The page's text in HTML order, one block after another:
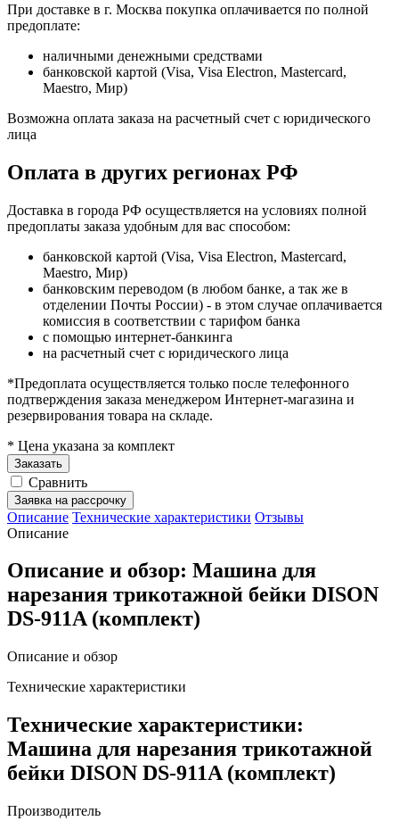
При доставке в г. Москва покупка оплачивается по полной
предоплате:
наличными денежными средствами
банковской картой (Visa, Visa Electron, Mastercard,
Maestro, Мир)
Возможна оплата заказа на расчетный счет с юридического
лица
Оплата в других регионах РФ
Доставка в города РФ осуществляется на условиях полной
предоплаты заказа удобным для вас способом:
банковской картой (Visa, Visa Electron, Mastercard,
Maestro, Мир)
банковским переводом (в любом банке, а так же в
отделении Почты России) - в этом случае оплачивается
комиссия в соответствии с тарифом банка
с помощью интернет-банкинга
на расчетный счет с юридического лица
*Предоплата осуществляется только после телефонного
подтверждения заказа менеджером Интернет-магазина и
резервирования товара на складе.
* Цена указана за комплект
Заказать
Сравнить
Заявка на рассрочку
Описание Технические характеристики Отзывы
Описание
Описание и обзор: Машина для
нарезания трикотажной бейки DISON
DS-911A (комплект)
Описание и обзор
Технические характеристики
Технические характеристики:
Машина для нарезания трикотажной
бейки DISON DS-911A (комплект)
Производитель